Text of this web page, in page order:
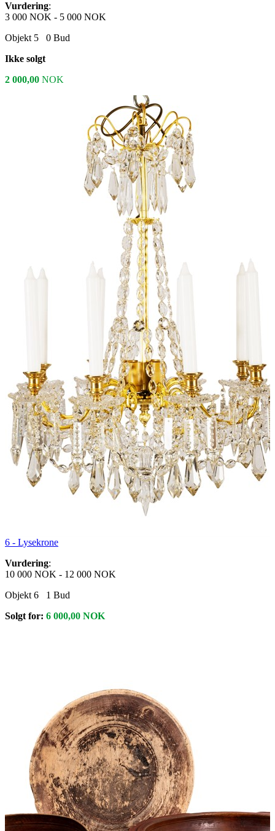
Vurdering:
3 000 NOK - 5 000 NOK
Objekt 5
0 Bud
Ikke solgt
2 000,00 NOK
6 - Lysekrone
Vurdering:
10 000 NOK - 12 000 NOK
Objekt 6
1 Bud
Solgt for: 6 000,00 NOK